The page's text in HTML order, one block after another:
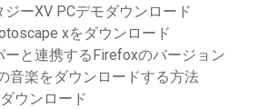
ーXV PCデモダウンロード
xをダウンロード
ーと連携するFirefoxのバージョン
音楽をダウンロードする方法
ウンロード